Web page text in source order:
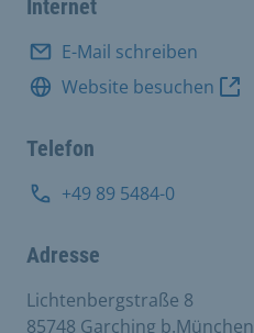
Internet
E-Mail schreiben
Website besuchen
Telefon
+49 89 5484-0
Adresse
Lichtenbergstraße 8
85748 Garching b.München